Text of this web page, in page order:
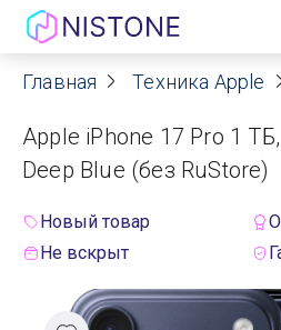
Акции
О нас
Договор оферты
Реквизиты
Главная Техника Apple
Apple iPhone 17 Pro 1
Deep Blue (без RuStore)
Новый товар
Не вскрыт